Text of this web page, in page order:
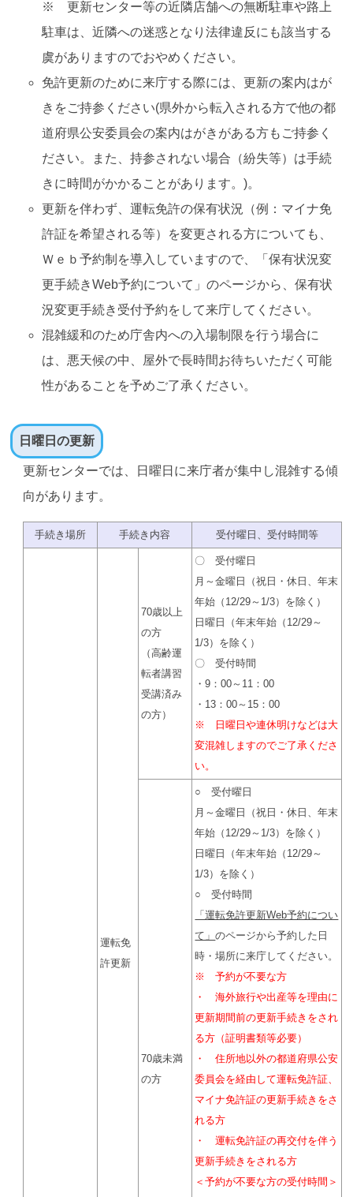
※ 更新センター等の近隣店舗への無断駐車や路上
駐車は、近隣への迷惑となり法律違反にも該当する
虞がありますのでおやめください。
免許更新のために来庁する際には、更新の案内はが
きをご持参ください(県外から転入される方で他の都
道府県公安委員会の案内はがきがある方もご持参く
ださい。また、持参されない場合（紛失等）は手続
きに時間がかかることがあります。)。
更新を伴わず、運転免許の保有状況（例：マイナ免
許証を希望される等）を変更される方についても、
Ｗｅｂ予約制を導入していますので、
「保有状況変
更手続きWeb予約について」のページから、保有状
況変更手続き受付予約をして来庁してください。
混雑緩和のため庁舎内への入場制限を行う場合に
は、悪天候の中、屋外で長時間お待ちいただく可能
性があることを予めご了承ください。
日曜日の更新
更新センターでは、日曜日に来庁者が集中し混雑する傾
向があります。
手続き場所 手続き内容 受付曜日、受付時間等
運転免
許更新
70歳以上
の方
（高齢運
転者講習
受講済み
の方）
〇 受付曜日
月～金曜日（祝日・休日、年末
年始（12/29～1/3）を除く）
日曜日（年末年始（12/29～
1/3）を除く）
〇 受付時間
・9：00～11：00
・13：00～15：00
※ 日曜日や連休明けなどは大
変混雑しますのでご了承くださ
い。
70歳未満
の方
○ 受付曜日
月～金曜日（祝日・休日、年末
年始（12/29～1/3）を除く）
日曜日（年末年始（12/29～
1/3）を除く）
○ 受付時間
「運転免許更新Web予約につい
て」のページから予約した日
時・場所に来庁してください。
※ 予約が不要な方
・ 海外旅行や出産等を理由に
更新期間前の更新手続きをされ
る方（証明書類等必要）
・ 住所地以外の都道府県公安
委員会を経由して運転免許証、
マイナ免許証の更新手続きをさ
れる方
・ 運転免許証の再交付を伴う
更新手続きをされる方
＜予約が不要な方の受付時間＞